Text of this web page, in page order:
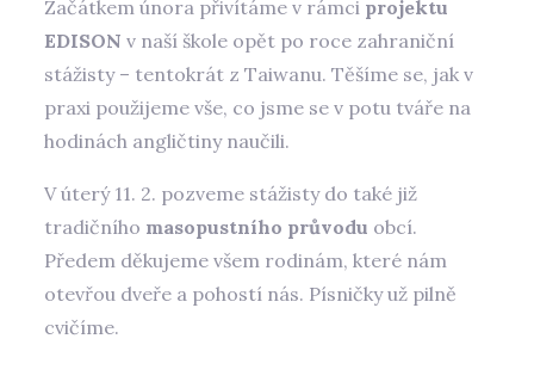
Začátkem února přivítáme v rámci projektu
EDISON v naší škole opět po roce zahraniční
stážisty – tentokrát z Taiwanu. Těšíme se, jak v
praxi použijeme vše, co jsme se v potu tváře na
hodinách angličtiny naučili.
V úterý 11. 2. pozveme stážisty do také již
tradičního masopustního průvodu obcí.
Předem děkujeme všem rodinám, které nám
otevřou dveře a pohostí nás. Písničky už pilně
cvičíme.